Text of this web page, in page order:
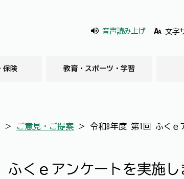
音声読み上げ 文字
保険 教育・スポーツ・学習
＞ ご意見・ご提案 ＞ 令和8年度 第1回 ふくｅ
くｅアンケートを実施し